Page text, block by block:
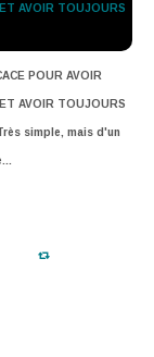
POUR AVOIR
AVOIR TOUJOURS
simple, mais d'un